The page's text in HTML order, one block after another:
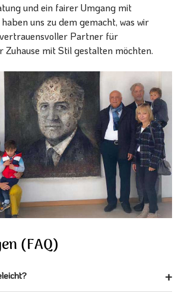
und ein fairer Umgang mit
uns zu dem gemacht, was wir
Partner für
Zuhause mit Stil gestalten möchten.
(FAQ)